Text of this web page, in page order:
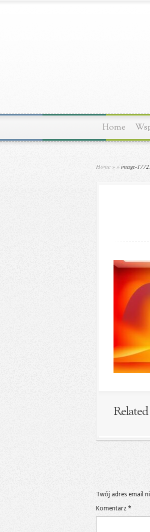
Home
Home » »image-
Twój adres email
Komentarz *